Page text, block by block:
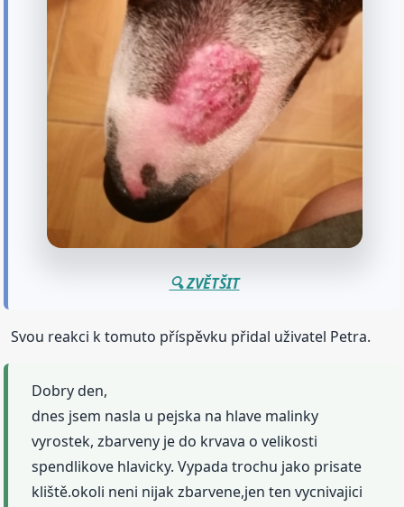
🔍 ZVĚTŠIT
Svou reakci k tomuto příspěvku přidal uživatel Petra.
Dobry den,
dnes jsem nasla u pejska na hlave malinky
vyrostek, zbarveny je do krvava o velikosti
spendlikove hlavicky. Vypada trochu jako prisate
kliště.okoli neni nijak zbarvene,jen ten vycnivajici